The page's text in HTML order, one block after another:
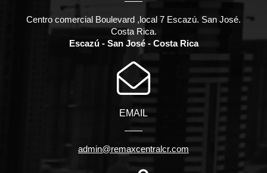
Centro comercial Boulevard ,local 7 Escazú. San José.
Costa Rica.
Escazú - San José - Costa Rica
EMAIL
admin@remaxcentralcr.com